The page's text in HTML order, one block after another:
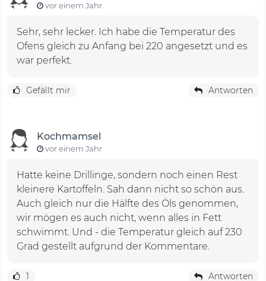
vor einem Jahr
Sehr, sehr lecker. Ich habe die Temperatur des
Ofens gleich zu Anfang bei 220 angesetzt und es
war perfekt.
Gefällt mir Antworten
Kochmamsel
vor einem Jahr
Hatte keine Drillinge, sondern noch einen Rest
kleinere Kartoffeln. Sah dann nicht so schön aus.
Auch gleich nur die Hälfte des Öls genommen,
wir mögen es auch nicht, wenn alles in Fett
schwimmt. Und - die Temperatur gleich auf 230
Grad gestellt aufgrund der Kommentare.
1 Antworten